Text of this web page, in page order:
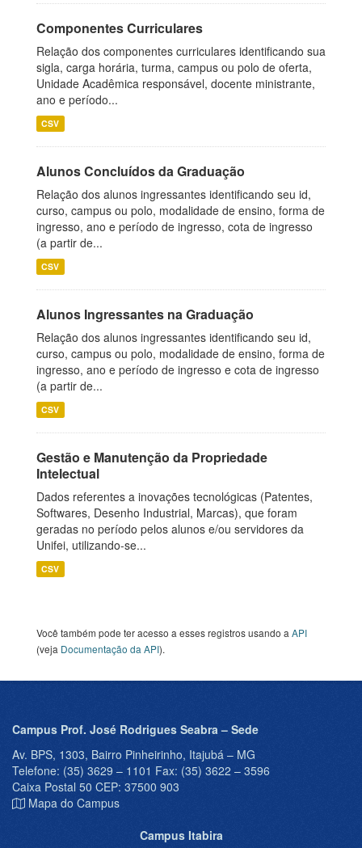
Componentes Curriculares
Relação dos componentes curriculares identificando sua
sigla, carga horária, turma, campus ou polo de oferta,
Unidade Acadêmica responsável, docente ministrante,
ano e período...
CSV
Alunos Concluídos da Graduação
Relação dos alunos ingressantes identificando seu id,
curso, campus ou polo, modalidade de ensino, forma de
ingresso, ano e período de ingresso, cota de ingresso
(a partir de...
CSV
Alunos Ingressantes na Graduação
Relação dos alunos ingressantes identificando seu id,
curso, campus ou polo, modalidade de ensino, forma de
ingresso, ano e período de ingresso e cota de ingresso
(a partir de...
CSV
Gestão e Manutenção da Propriedade
Intelectual
Dados referentes a inovações tecnológicas (Patentes,
Softwares, Desenho Industrial, Marcas), que foram
geradas no período pelos alunos e/ou servidores da
Unifei, utilizando-se...
CSV
Você também pode ter acesso a esses registros usando a API
(veja Documentação da API).
Campus Prof. José Rodrigues Seabra – Sede
Av. BPS, 1303, Bairro Pinheirinho, Itajubá – MG
Telefone: (35) 3629 – 1101 Fax: (35) 3622 – 3596
Caixa Postal 50 CEP: 37500 903
Mapa do Campus
Campus Itabira